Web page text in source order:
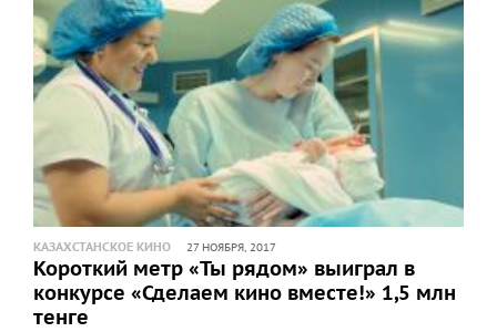
КАЗАХСТАНСКОЕ КИНО 27 НОЯБРЯ, 2017
Короткий метр «Ты рядом» выиграл в
конкурсе «Сделаем кино вместе!» 1,5 млн
тенге